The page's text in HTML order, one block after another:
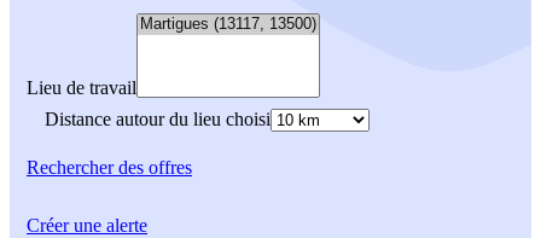
Lieu de travail
Distance autour du lieu choisi
Rechercherdes offres
Créer une alerte